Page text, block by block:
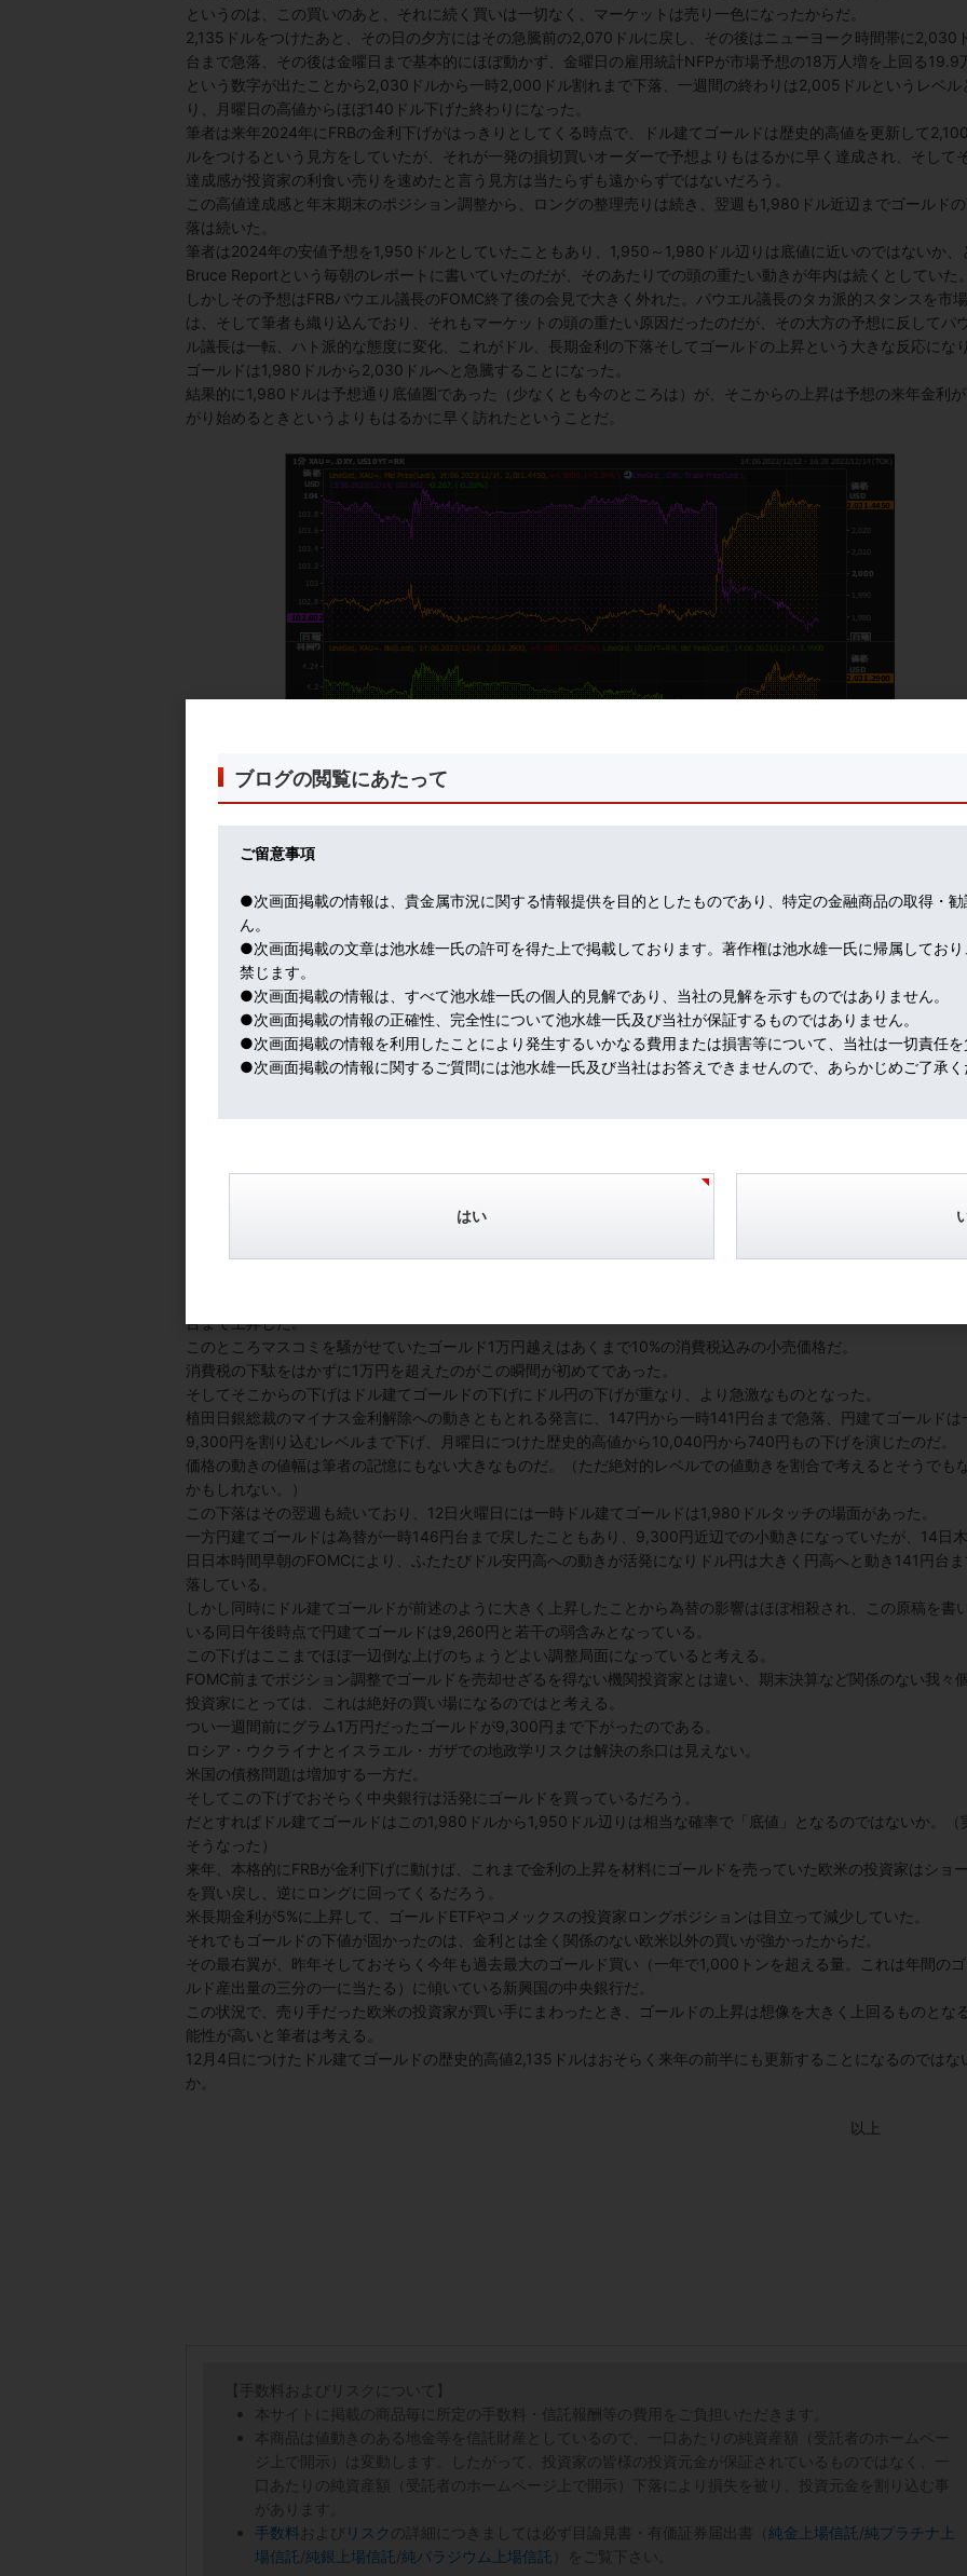
というのは、この買いのあと、それに続く買いは一切なく、マーケットは売り一色になったからだ。
2,135ドルをつけたあと、その日の夕方にはその急騰前の2,070ドルに戻し、その後はニューヨーク時間帯に2,030
台まで急落、その後は金曜日まで基本的にほぼ動かず、金曜日の雇用統計NFPが市場予想の18万人増を上回る19.9
という数字が出たことから2,030ドルから一時2,000ドル割れまで下落、一週間の終わりは2,005ドルというレベル
り、月曜日の高値からほぼ140ドル下げた終わりになった。
筆者は来年2024年にFRBの金利下げがはっきりとしてくる時点で、ドル建てゴールドは歴史的高値を更新して
ルをつけるという見方をしていたが、それが一発の損切買いオーダーで予想よりもはるかに早く達成され、そして
達成感が投資家の利食い売りを速めたと言う見方は当たらずも遠からずではないだろう。
この高値達成感と年末期末のポジション調整から、ロングの整理売りは続き、翌週も1,980ドル近辺までゴールドの
落は続いた。
筆者は2024年の安値予想を1,950ドルとしていたこともあり、1,950～1,980ドル辺りは底値に近いのではないか、
Bruce Reportという毎朝のレポートに書いていたのだが、そのあたりでの頭の重たい動きが年内は続くとしていた。
しかしその予想はFRBパウエル議長のFOMC終了後の会見で大きく外れた。パウエル議長のタカ派的スタンスを市場
は、そして筆者も織り込んでおり、それもマーケットの頭の重たい原因だったのだが、その大方の予想に反してパ
ル議長は一転、ハト派的な態度に変化、これがドル、長期金利の下落そしてゴールドの上昇という大きな反応になり
ゴールドは1,980ドルから2,030ドルへと急騰することになった。
結果的に1,980ドルは予想通り底値圏であった（少なくとも今のところは）が、そこからの上昇は予想の来年金利が
がり始めるときというよりもはるかに早く訪れたということだ。
台まで上昇した。
このところマスコミを騒がせていたゴールド1万円越えはあくまで10%の消費税込みの小売価格だ。
消費税の下駄をはかずに1万円を超えたのがこの瞬間が初めてであった。
そしてそこからの下げはドル建てゴールドの下げにドル円の下げが重なり、より急激なものとなった。
植田日銀総裁のマイナス金利解除への動きともとれる発言に、147円から一時141円台まで急落、円建てゴールドは
9,300円を割り込むレベルまで下げ、月曜日につけた歴史的高値から10,040円から740円もの下げを演じたのだ。
価格の動きの値幅は筆者の記憶にもない大きなものだ。（ただ絶対的レベルでの値動きを割合で考えるとそうでも
かもしれない。）
この下落はその翌週も続いており、12日火曜日には一時ドル建てゴールドは1,980ドルタッチの場面があった。
一方円建てゴールドは為替が一時146円台まで戻したこともあり、9,300円近辺での小動きになっていたが、14日
日日本時間早朝のFOMCにより、ふたたびドル安円高への動きが活発になりドル円は大きく円高へと動き141円台ま
落している。
しかし同時にドル建てゴールドが前述のように大きく上昇したことから為替の影響はほぼ相殺され、この原稿を書
いる同日午後時点で円建てゴールドは9,260円と若干の弱含みとなっている。
この下げはここまでほぼ一辺倒な上げのちょうどよい調整局面になっていると考える。
FOMC前までポジション調整でゴールドを売却せざるを得ない機関投資家とは違い、期末決算など関係のない我々
投資家にとっては、これは絶好の買い場になるのではと考える。
つい一週間前にグラム1万円だったゴールドが9,300円まで下がったのである。
ロシア・ウクライナとイスラエル・ガザでの地政学リスクは解決の糸口は見えない。
米国の債務問題は増加する一方だ。
そしてこの下げでおそらく中央銀行は活発にゴールドを買っているだろう。
だとすればドル建てゴールドはこの1,980ドルから1,950ドル辺りは相当な確率で「底値」となるのではないか。（
そうなった）
来年、本格的にFRBが金利下げに動けば、これまで金利の上昇を材料にゴールドを売っていた欧米の投資家はショ
を買い戻し、逆にロングに回ってくるだろう。
米長期金利が5%に上昇して、ゴールドETFやコメックスの投資家ロングポジションは目立って減少していた。
それでもゴールドの下値が固かったのは、金利とは全く関係のない欧米以外の買いが強かったからだ。
その最右翼が、昨年そしておそらく今年も過去最大のゴールド買い（一年で1,000トンを超える量。これは年間の
ルド産出量の三分の一に当たる）に傾いている新興国の中央銀行だ。
この状況で、売り手だった欧米の投資家が買い手にまわったとき、ゴールドの上昇は想像を大きく上回るものとな
能性が高いと筆者は考える。
12月4日につけたドル建てゴールドの歴史的高値2,135ドルはおそらく来年の前半にも更新することになるのではな
か。
以上
【手数料およびリスクについて】
本サイトに掲載の商品毎に所定の手数料・信託報酬等の費用をご負担いただきます。
本商品は値動きのある地金等を信託財産としているので、一口あたりの純資産額（受託者のホームペー
ジ上で開示）は変動します。したがって、投資家の皆様の投資元金が保証されているものではなく、一
口あたりの純資産額（受託者のホームページ上で開示）下落により損失を被り、投資元金を割り込む事
があります。
手数料 および リスク の詳細につきましては必ず目論見書・有価証券届出書（ 純金上場信託 /純プラチナ上
場信託 /純銀上場信託 /純パラジウム上場信託 ）をご覧下さい。
ブログの閲覧にあたって
ご留意事項
●次画面掲載の情報は、貴金属市況に関する情報提供を目的としたものであり、特定の金融商品の取得・
ん。
●次画面掲載の文章は池水雄一氏の許可を得た上で掲載しております。著作権は池水雄一氏に帰属してお
禁じます。
●次画面掲載の情報は、すべて池水雄一氏の個人的見解であり、当社の見解を示すものではありません。
●次画面掲載の情報の正確性、完全性について池水雄一氏及び当社が保証するものではありません。
●次画面掲載の情報を利用したことにより発生するいかなる費用または損害等について、当社は一切責任を
●次画面掲載の情報に関するご質問には池水雄一氏及び当社はお答えできませんので、あらかじめご了承く
はい